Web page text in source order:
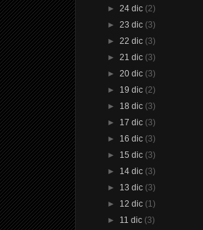
► 24 dic (2)
► 23 dic (3)
► 22 dic (3)
► 21 dic (3)
► 20 dic (3)
► 19 dic (2)
► 18 dic (3)
► 17 dic (3)
► 16 dic (3)
► 15 dic (3)
► 14 dic (3)
► 13 dic (3)
► 12 dic (1)
► 11 dic (3)